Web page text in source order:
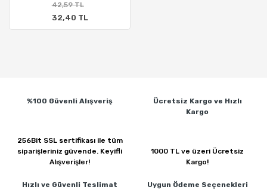
42,59 TL
32,40 TL
%100 Güvenli Alışveriş
256Bit SSL sertifikası ile tüm
siparişleriniz güvende. Keyifli
Alışverişler!
Ücretsiz Kargo ve Hızlı
Kargo
1000 TL ve üzeri Ücretsiz
Kargo!
Hızlı ve Güvenli Teslimat Uygun Ödeme Seçenekleri